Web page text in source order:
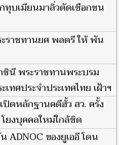
ทุบเมียนมาลิ่วตัดเชือกชน
ะราชทานยศ พลตรี ให้ พัน
ชินี พระราชทานพระบรม
ทศประจำประเทศไทย เฝ้าฯ
ปิดหลักฐานคดีฮั้ว สว. ครั้ง
ยงบุคคลใหม่ใกล้ชิด
ADNOC ของยูเออี โดน